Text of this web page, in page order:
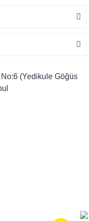
No:6 (Yedikule Göğüs